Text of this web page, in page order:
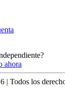
ahora
| Todos los